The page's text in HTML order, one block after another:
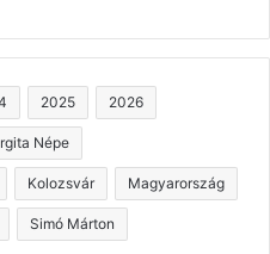
2025 2026
Népe
Kolozsvár Magyarország
Simó Márton